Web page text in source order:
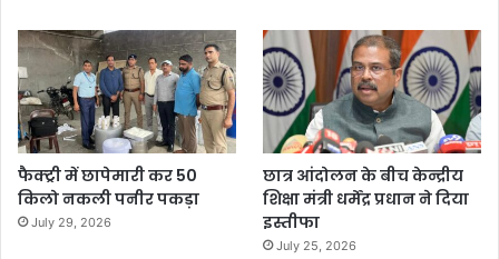
फैक्ट्री में छापेमारी कर 50
किलो नकली पनीर पकड़ा
July 29, 2026
छात्र आंदोलन के बीच केन्द्रीय
शिक्षा मंत्री धर्मेंद्र प्रधान ने दिया
इस्तीफा
July 25, 2026